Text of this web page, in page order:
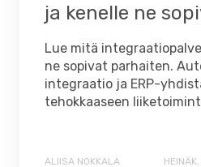
ja kenelle ne
Lue mitä
ne sopivat parhaiten.
integraatio ja ERP-
tehokkaaseen
ALIISA NOKKALA